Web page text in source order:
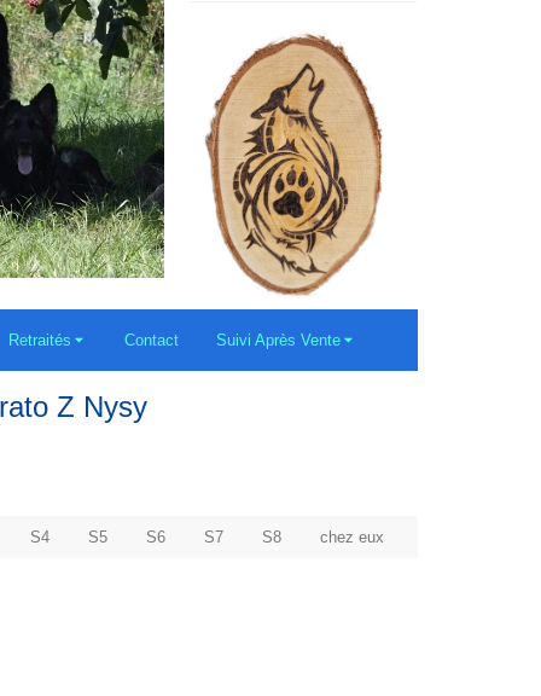
Retraités Contact Suivi Après Vente
Z Nysy
S4 S5 S6 S7 S8 chez eux